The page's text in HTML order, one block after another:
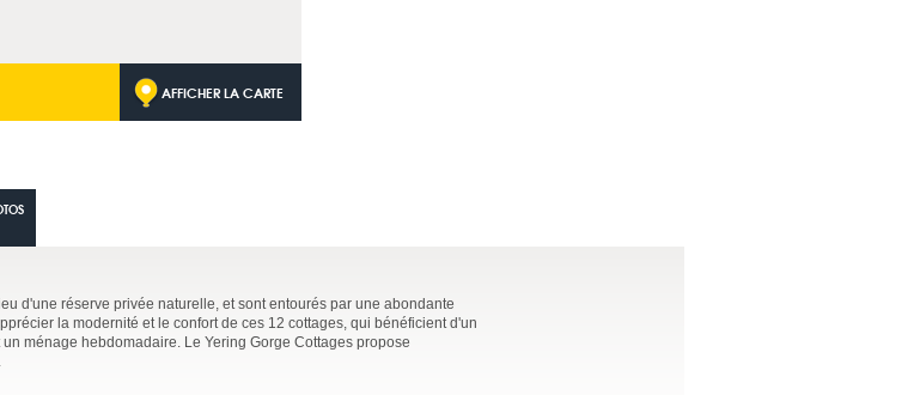
AFFICHER LA CARTE
d'une réserve privée naturelle, et sont entourés par une abondante
la modernité et le confort de ces 12 cottages, qui bénéficient d'un
ménage hebdomadaire. Le Yering Gorge Cottages propose